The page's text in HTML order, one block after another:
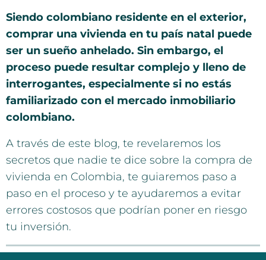
Siendo colombiano residente en el exterior,
comprar una vivienda en tu país natal puede
ser un sueño anhelado. Sin embargo, el
proceso puede resultar complejo y lleno de
interrogantes, especialmente si no estás
familiarizado con el mercado inmobiliario
colombiano.
A través de este blog, te revelaremos los
secretos que nadie te dice sobre la compra de
vivienda en Colombia, te guiaremos paso a
paso en el proceso y te ayudaremos a evitar
errores costosos que podrían poner en riesgo
tu inversión.